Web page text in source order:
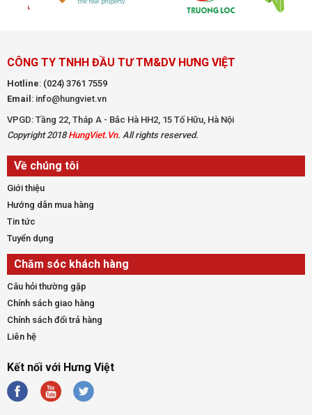
CÔNG TY TNHH ĐẦU TƯ TM&DV HƯNG VIỆT
Hotline: (024) 3761 7559
Email : info@hungviet.vn
VPGD: Tầng 22, Tháp A - Bắc Hà HH2, 15 Tố Hữu, Hà Nội
Copyright 2018HungViet.Vn. All rights reserved.
Về chúng tôi
Giới thiệu
Hướng dẫn mua hàng
Tin tức
Tuyển dụng
Chăm sóc khách hàng
Câu hỏi thường gặp
Chính sách giao hàng
Chính sách đổi trả hàng
Liên hệ
Kết nối với Hưng Việt